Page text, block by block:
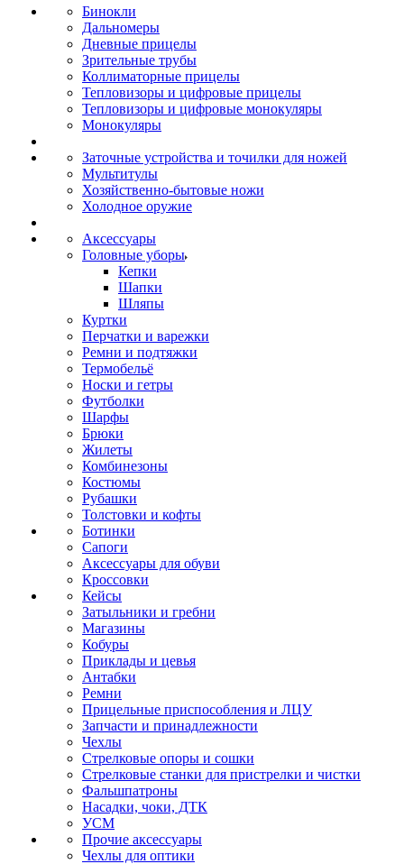
Бинокли
Дальномеры
Дневные прицелы
Зрительные трубы
Коллиматорные прицелы
Тепловизоры и цифровые прицелы
Тепловизоры и цифровые монокуляры
Монокуляры
Заточные устройства и точилки для ножей
Мультитулы
Хозяйственно-бытовые ножи
Холодное оружие
Аксессуары
Головные уборы
Кепки
Шапки
Шляпы
Куртки
Перчатки и варежки
Ремни и подтяжки
Термобельё
Носки и гетры
Футболки
Шарфы
Брюки
Жилеты
Комбинезоны
Костюмы
Рубашки
Толстовки и кофты
Ботинки
Сапоги
Аксессуары для обуви
Кроссовки
Кейсы
Затыльники и гребни
Магазины
Кобуры
Приклады и цевья
Антабки
Ремни
Прицельные приспособления и ЛЦУ
Запчасти и принадлежности
Чехлы
Стрелковые опоры и сошки
Стрелковые станки для пристрелки и чистки
Фальшпатроны
Насадки, чоки, ДТК
УСМ
Прочие аксессуары
Чехлы для оптики